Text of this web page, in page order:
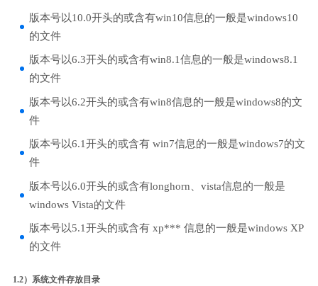
版本号以10.0开头的或含有win10信息的一般是windows10
的文件
版本号以6.3开头的或含有win8.1信息的一般是windows8.1
的文件
版本号以6.2开头的或含有win8信息的一般是windows8的文
件
版本号以6.1开头的或含有 win7信息的一般是windows7的文
件
版本号以6.0开头的或含有longhorn、vista信息的一般是
windows Vista的文件
版本号以5.1开头的或含有 xp*** 信息的一般是windows XP
的文件
1.2）系统文件存放目录